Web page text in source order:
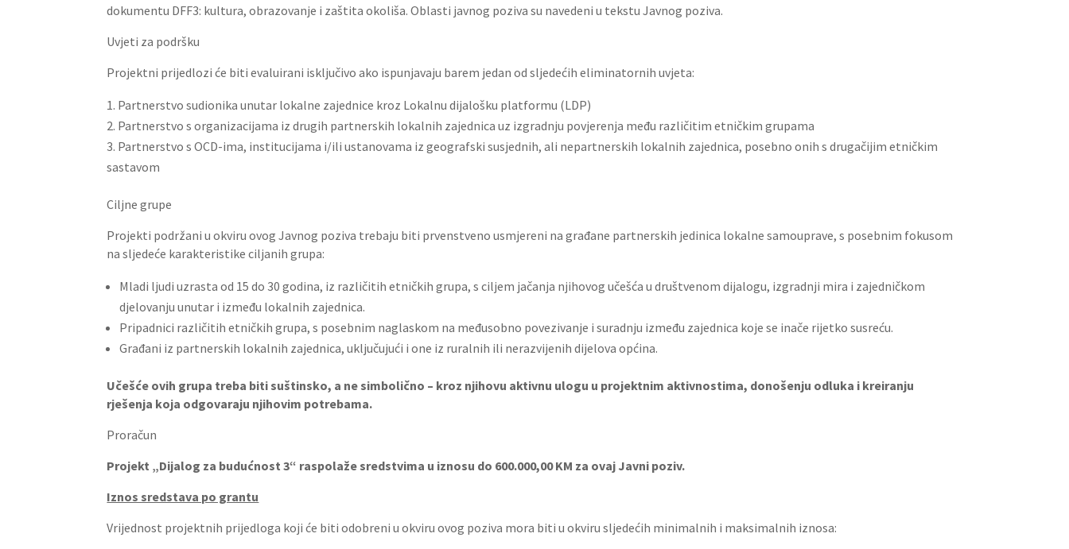
dokumentu DFF3: kultura, obrazovanje i zaštita okoliša. Oblasti javnog poziva su navedeni u tekstu Javnog poziva.
Uvjeti za podršku
Projektni prijedlozi će biti evaluirani isključivo ako ispunjavaju barem jedan od sljedećih eliminatornih uvjeta:
Partnerstvo sudionika unutar lokalne zajednice kroz Lokalnu dijalošku platformu (LDP)
Partnerstvo s organizacijama iz drugih partnerskih lokalnih zajednica uz izgradnju povjerenja među različitim etničkim grupama
Partnerstvo s OCD-ima, institucijama i/ili ustanovama iz geografski susjednih, ali nepartnerskih lokalnih zajednica, posebno onih s drugačijim etničkim
sastavom
Ciljne grupe
Projekti podržani u okviru ovog Javnog poziva trebaju biti prvenstveno usmjereni na građane partnerskih jedinica lokalne samouprave, s posebnim fokusom
na sljedeće karakteristike ciljanih grupa:
Mladi ljudi uzrasta od 15 do 30 godina, iz različitih etničkih grupa, s ciljem jačanja njihovog učešća u društvenom dijalogu, izgradnji mira i zajedničkom
djelovanju unutar i između lokalnih zajednica.
Pripadnici različitih etničkih grupa, s posebnim naglaskom na međusobno povezivanje i suradnju između zajednica koje se inače rijetko susreću.
Građani iz partnerskih lokalnih zajednica, uključujući i one iz ruralnih ili nerazvijenih dijelova općina.
Učešće ovih grupa treba biti suštinsko, a ne simbolično – kroz njihovu aktivnu ulogu u projektnim aktivnostima, donošenju odluka i kreiranju
rješenja koja odgovaraju njihovim potrebama.
Proračun
Projekt „Dijalog za budućnost 3“ raspolaže sredstvima u iznosu do 600.000,00 KM za ovaj Javni poziv.
Iznos sredstava po grantu
Vrijednost projektnih prijedloga koji će biti odobreni u okviru ovog poziva mora biti u okviru sljedećih minimalnih i maksimalnih iznosa: